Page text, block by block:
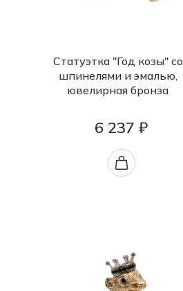
Статуэтка "Год козы" со
шпинелями и эмалью,
ювелирная бронза
6 237 ₽